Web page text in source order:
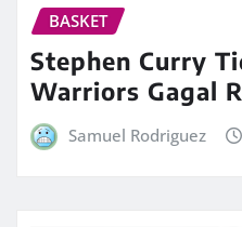
BASKET
Stephen Curry
Warriors Gagal
Samuel Rodriguez